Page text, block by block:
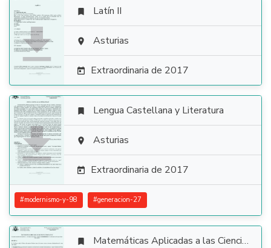

 Latín II
 Asturias
 Extraordinaria de 2017

 Lengua Castellana y Literatura
 Asturias
 Extraordinaria de 2017
#modernismo-y-98 #generacion-27
 Matemáticas Aplicadas a las Ciencias Sociales